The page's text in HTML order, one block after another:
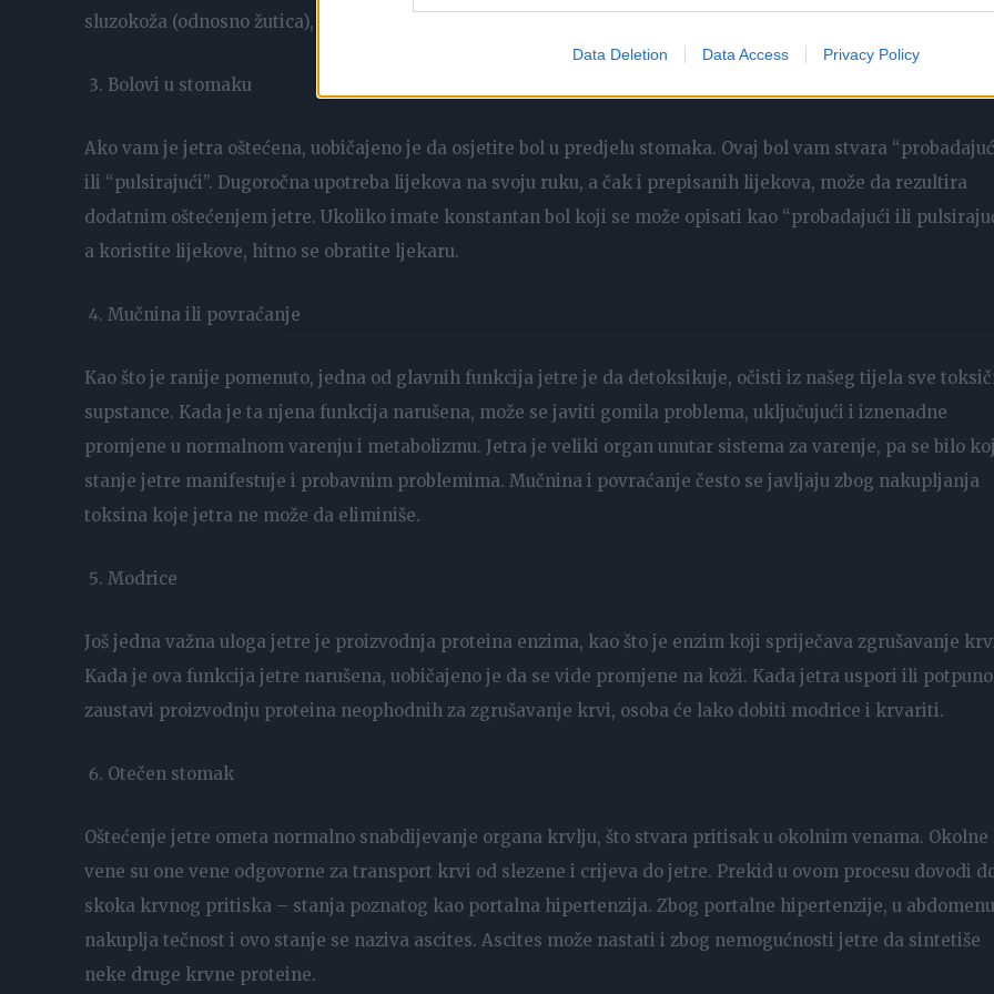
Data Deletion Data Access Privacy Policy
sluzokoža (odnosno žutica), neobjašnjive tamne ili svijetle mrlje na određenim dijelovima tijela.
Bolovi u stomaku
Ako vam je jetra oštećena, uobičajeno je da osjetite bol u predjelu stomaka. Ovaj bol vam stvara
ili “pulsirajući”. Dugoročna upotreba lijekova na svoju ruku, a čak i prepisanih lijekova, može da rezultira
dodatnim oštećenjem jetre. Ukoliko imate konstantan bol koji se može opisati kao “probadajući ili
a koristite lijekove, hitno se obratite ljekaru.
Mučnina ili povraćanje
Kao što je ranije pomenuto, jedna od glavnih funkcija jetre je da detoksikuje, očisti iz našeg tijela sve
supstance. Kada je ta njena funkcija narušena, može se javiti gomila problema, uključujući i iznenadne
promjene u normalnom varenju i metabolizmu. Jetra je veliki organ unutar sistema za varenje, pa se bilo
stanje jetre manifestuje i probavnim problemima. Mučnina i povraćanje često se javljaju zbog nakupljanja
toksina koje jetra ne može da eliminiše.
Modrice
Još jedna važna uloga jetre je proizvodnja proteina enzima, kao što je enzim koji spriječava zgrušavanje
Kada je ova funkcija jetre narušena, uobičajeno je da se vide promjene na koži. Kada jetra uspori ili potpuno
zaustavi proizvodnju proteina neophodnih za zgrušavanje krvi, osoba će lako dobiti modrice i krvariti.
Otečen stomak
Oštećenje jetre ometa normalno snabdijevanje organa krvlju, što stvara pritisak u okolnim venama. Okolne
vene su one vene odgovorne za transport krvi od slezene i crijeva do jetre. Prekid u ovom procesu dovodi
skoka krvnog pritiska – stanja poznatog kao portalna hipertenzija. Zbog portalne hipertenzije, u
nakuplja tečnost i ovo stanje se naziva ascites. Ascites može nastati i zbog nemogućnosti jetre da sintetiše
neke druge krvne proteine.